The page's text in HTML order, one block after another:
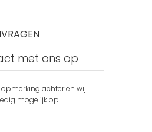
met ons op
achter en wij
mogelijk op